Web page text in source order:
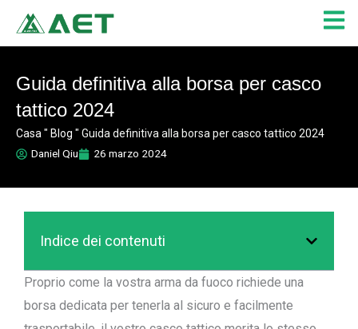
contenuto
Guida definitiva alla borsa per casco
tattico 2024
Casa " Blog " Guida definitiva alla borsa per casco tattico 2024
Daniel Qiu
26 marzo 2024
Indice dei contenuti
Proprio come la vostra arma da fuoco richiede una
borsa dedicata per tenerla al sicuro e facilmente